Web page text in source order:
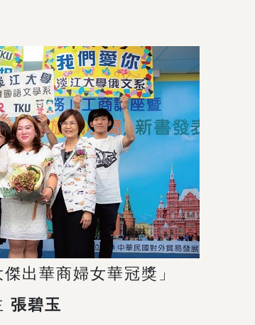
出華商婦女華冠獎」
張碧玉